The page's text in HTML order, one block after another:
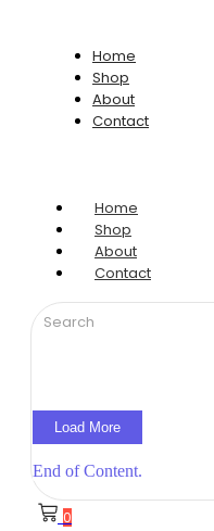
Home
Shop
About
Contact
Home
Shop
About
Contact
Load More
End of Content.
0